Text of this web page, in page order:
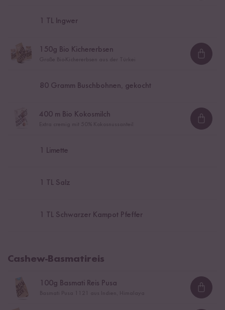
1 TL Ingwer
150g Bio Kichererbsen
80 Gramm Buschbohnen, gekocht
400 m Bio Kokosmilch
1 Limette
1 TL Salz
1 TL Schwarzer Kampot Pfeffer
Cashew-Basmatireis
100g Basmati Reis Pusa